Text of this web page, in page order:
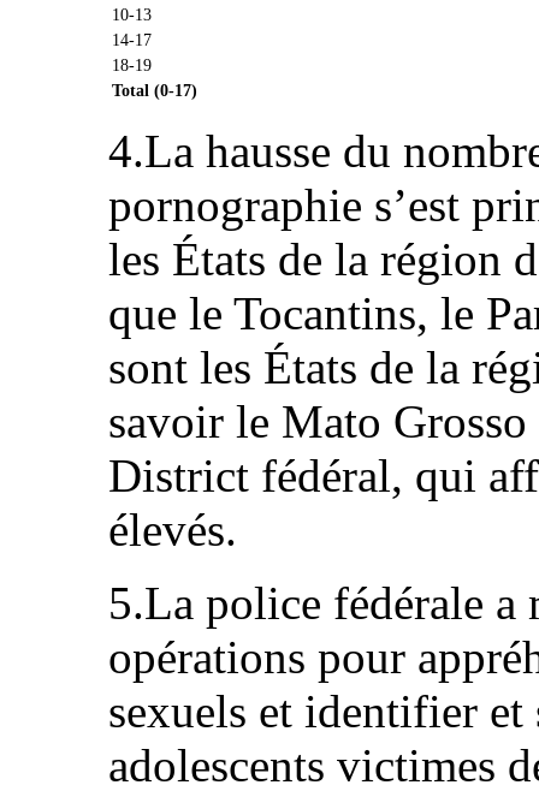
10-13
14-17
18-19
Total (0-17)
4.La hausse du
pornographie s’est
les États de la région
que le Tocantins, le
sont les États de la
savoir le Mato
District fédéral, qui
élevés.
5.La police fédérale a
opérations pour
sexuels et identifier et
adolescents victimes